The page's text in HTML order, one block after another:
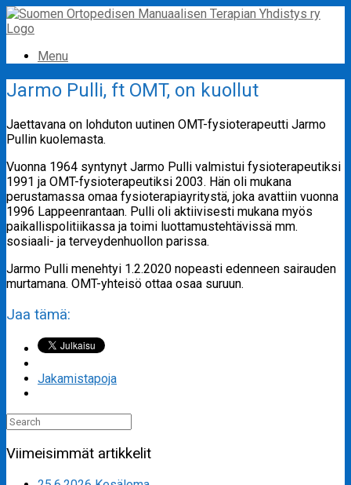
Skip
to
Menu
Jarmo Pulli, ft OMT, on kuollut
Jaettavana on lohduton uutinen OMT-fysioterapeutti Jarmo
Pullin kuolemasta.
Vuonna 1964 syntynyt Jarmo Pulli valmistui fysioterapeutiksi
1991 ja OMT-fysioterapeutiksi 2003. Hän oli mukana
perustamassa omaa fysioterapiayritystä, joka avattiin vuonna
1996 Lappeenrantaan. Pulli oli aktiivisesti mukana myös
paikallispolitiikassa ja toimi luottamustehtävissä mm.
sosiaali- ja terveydenhuollon parissa.
Jarmo Pulli menehtyi 1.2.2020 nopeasti edenneen sairauden
murtamana. OMT-yhteisö ottaa osaa suruun.
Jaa tämä:
Jakamistapoja
Search
Viimeisimmät artikkelit